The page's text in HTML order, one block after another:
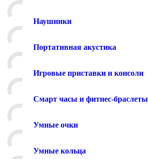
Наушники
Портативная акустика
Игровые приставки и консоли
Смарт часы и фитнес-браслеты
Умные очки
Умные кольца